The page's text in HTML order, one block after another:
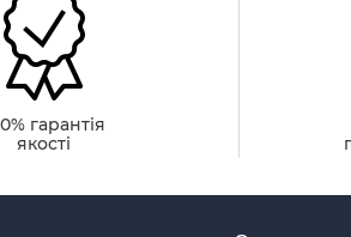
гарантія
якості